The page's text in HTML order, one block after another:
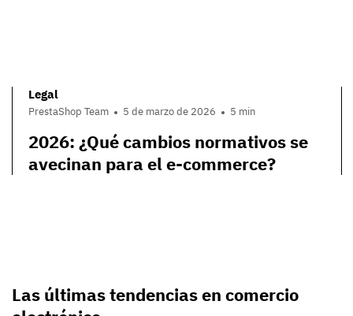
Legal
PrestaShop Team 5 de marzo de 2026 5 min
2026: ¿Qué cambios normativos se
avecinan para el e-commerce?
Las últimas tendencias en comercio